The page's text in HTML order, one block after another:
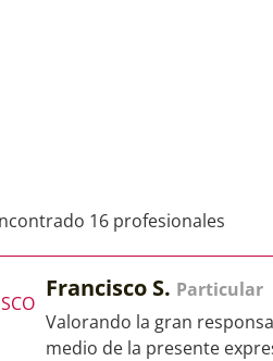
16 profesionales
Francisco S. Particular
Valorando la gran
medio de la presente